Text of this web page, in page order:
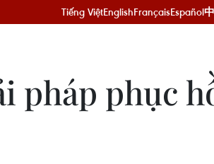
Tiếng ViệtEnglishFrançaisEspañol
pháp phục